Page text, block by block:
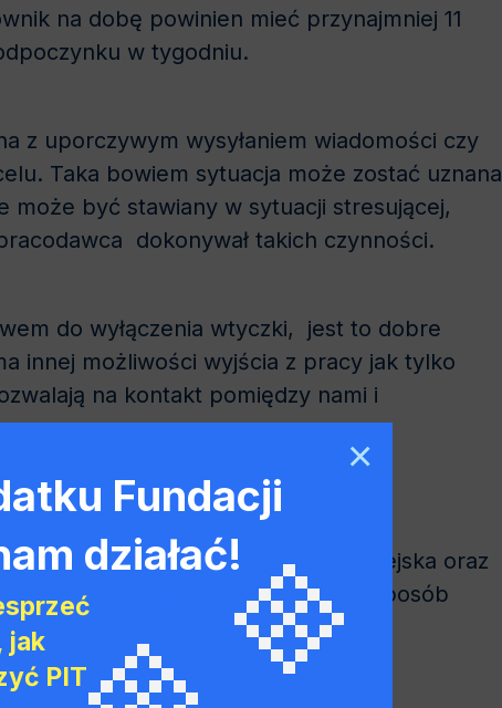
na dobę powinien mieć przynajmniej 11
w tygodniu.
z uporczywym wysyłaniem wiadomości czy
Taka bowiem sytuacja może zostać uznana
być stawiany w sytuacji stresującej,
dokonywał takich czynności.
do wyłączenia wtyczki, jest to dobre
innej możliwości wyjścia z pracy jak tylko
na kontakt pomiędzy nami i
na autorze i Komisja Europejska oraz
ponoszą odpowiedzialności za sposób
Fundacji
działać!
jak
PIT
×